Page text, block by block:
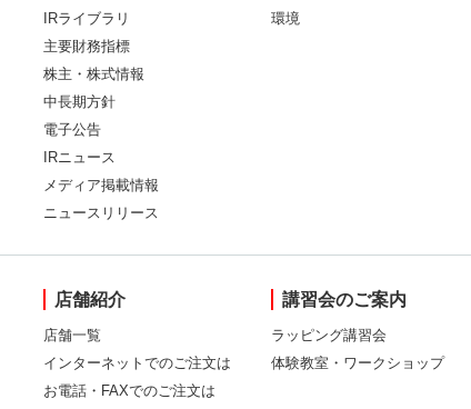
IRライブラリ
主要財務指標
株主・株式情報
中長期方針
電子公告
IRニュース
メディア掲載情報
ニュースリリース
環境
店舗紹介
店舗一覧
インターネットでのご注文は
お電話・FAXでのご注文は
講習会のご案内
ラッピング講習会
体験教室・ワークショップ